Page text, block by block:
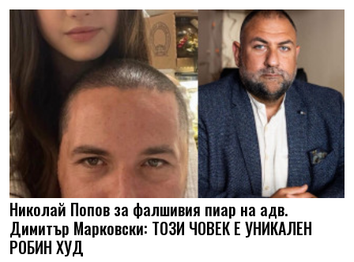
Николай Попов за фалшивия пиар на адв.
Димитър Марковски: ТОЗИ ЧОВЕК Е УНИКАЛЕН
РОБИН ХУД